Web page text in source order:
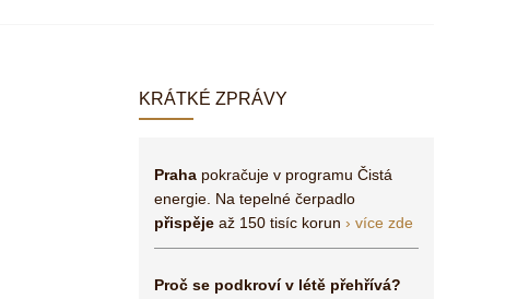
KRÁTKÉ ZPRÁVY
Praha pokračuje v programu Čistá
energie. Na tepelné čerpadlo
přispěje až 150 tisíc korun › více zde
Proč se podkroví v létě přehřívá?